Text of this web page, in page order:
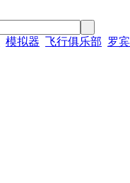
模拟器 飞行俱乐部 罗